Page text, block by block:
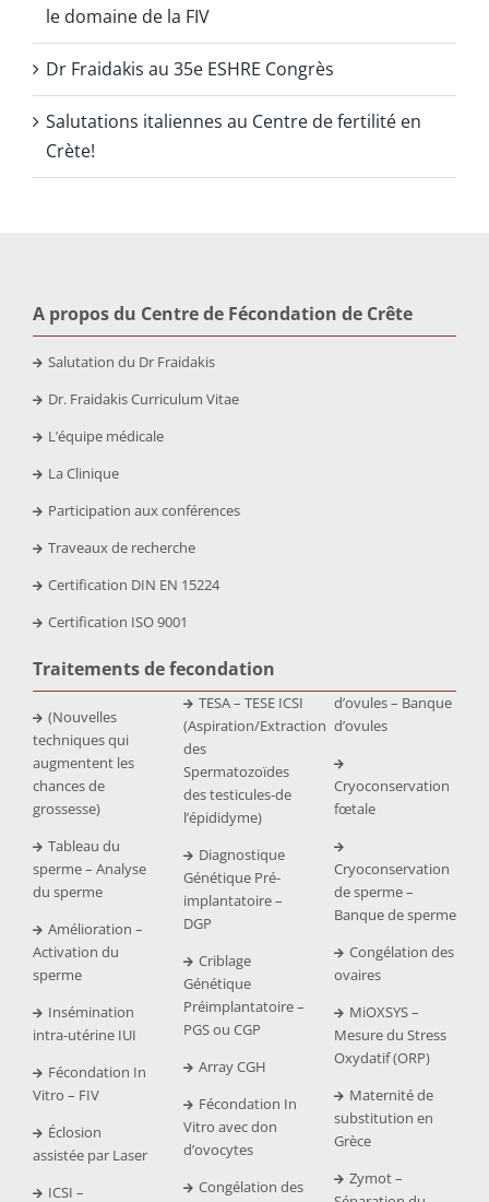
le domaine de la FIV
Dr Fraidakis au 35e ESHRE Congrès
Salutations italiennes au Centre de fertilité en
Crète!
A propos du Centre de Fécondation de Crête
Salutation du Dr Fraidakis
Dr. Fraidakis Curriculum Vitae
L’équipe médicale
La Clinique
Participation aux conférences
Traveaux de recherche
Certification DIN EN 15224
Certification ISO 9001
Traitements de fecondation
(Nouvelles
techniques qui
augmentent les
chances de
grossesse)
Tableau du
sperme – Analyse
du sperme
Amélioration –
Activation du
sperme
Insémination
intra-utérine IUI
Fécondation In
Vitro – FIV
Éclosion
assistée par Laser
ICSI –
TESA – TESE ICSI
(Aspiration/Extraction
des
Spermatozoïdes
des testicules-de
l’épididyme)
Diagnostique
Génétique Pré-
implantatoire –
DGP
Criblage
Génétique
Préimplantatoire –
PGS ou CGP
Array CGH
Fécondation In
Vitro avec don
d’ovocytes
Congélation des
d’ovules – Banque
d’ovules
Cryoconservation
fœtale
Cryoconservation
de sperme –
Banque de sperme
Congélation des
ovaires
MiOXSYS –
Mesure du Stress
Oxydatif (ORP)
Maternité de
substitution en
Grèce
Zymot –